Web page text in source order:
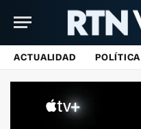
ACTUALIDAD POLÍTICA